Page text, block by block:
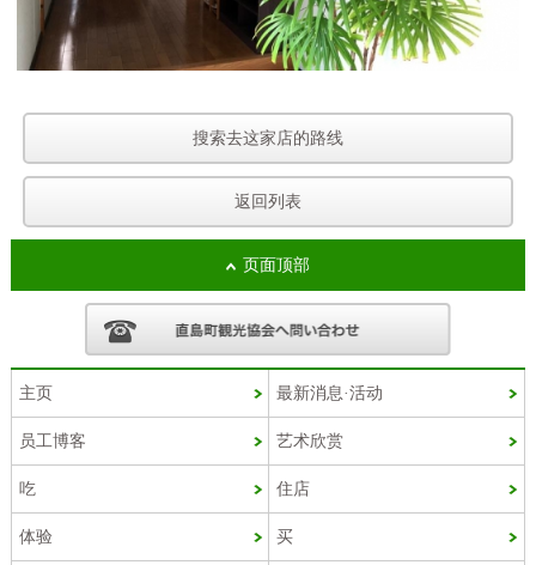
搜索去这家店的路线
返回列表
页面顶部
主页 最新消息·活动
员工博客 艺术欣赏
吃 住店
体验 买